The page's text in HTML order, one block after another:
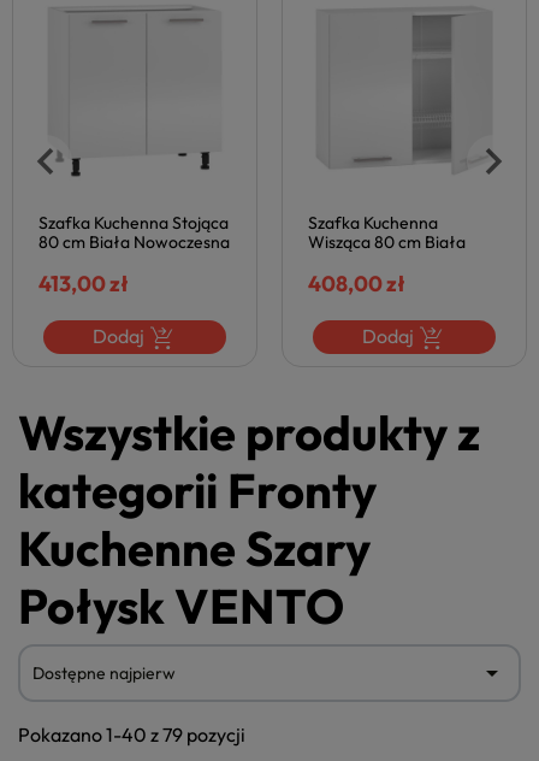
Szafka Kuchenna
Wisząca 80 cm Biała
Ociekaczem do Kuchni
VENTO Biały Połysk
Halmar
408,00 zł
Dodaj
Popielaty Nowoczesny
Front Kuchenny Do
Kuchni 60x72 cm Szary
Połysk VENTO
128,00 zł
Dodaj
Wszystkie produkty z
kategorii Fronty
Kuchenne Szary
Połysk VENTO
Dostępne najpierw 
Pokazano 1-40 z 79 pozycji